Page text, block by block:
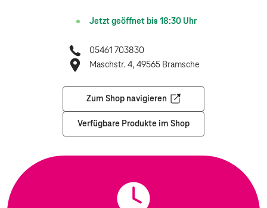
Jetzt geöffnet bis 18:30 Uhr
05461 703830
Maschstr. 4, 49565 Bramsche
Zum Shop navigieren
Öffnet in einem neuen Tab
Verfügbare Produkte im Shop